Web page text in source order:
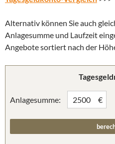
Alternativ können Sie auch
Anlagesumme und Laufzeit
Angebote sortiert nach der
Anlagesumme: €